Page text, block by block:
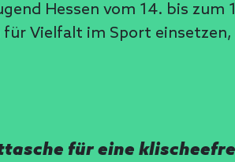
Hessen vom 14. bis
Vielfalt im Sport
für eine